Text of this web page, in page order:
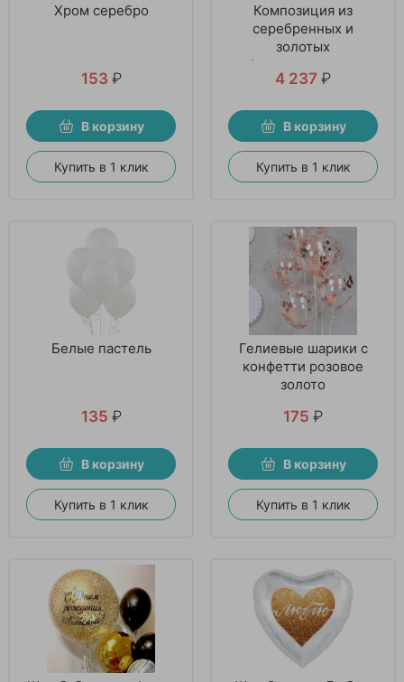
Хром серебро
153 ₽
В корзину
Купить в 1 клик
Композиция из
серебренных и
золотых
фольгированных
звезд
4 237 ₽
В корзину
Купить в 1 клик
Белые пастель
135 ₽
В корзину
Купить в 1 клик
Гелиевые шарики с
конфетти розовое
золото
175 ₽
В корзину
Купить в 1 клик